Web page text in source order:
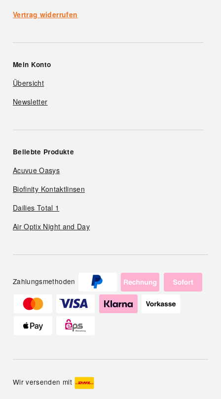
Vertrag widerrufen
Mein Konto
Übersicht
Newsletter
Beliebte Produkte
Acuvue Oasys
Biofinity Kontaktlinsen
Dailies Total 1
Air Optix Night and Day
Zahlungsmethoden
Wir versenden mit